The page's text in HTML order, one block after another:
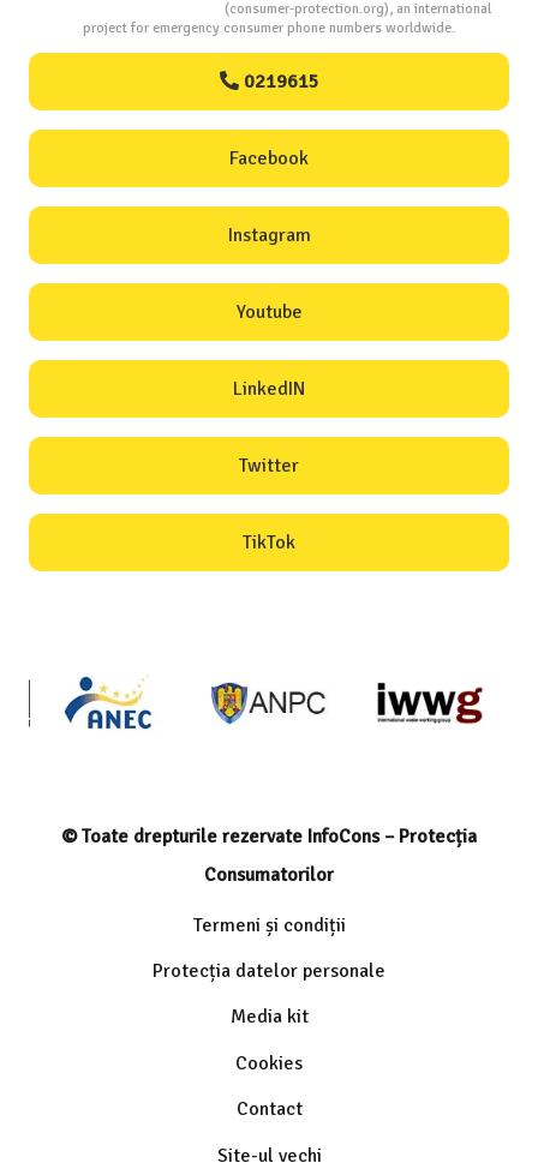
(consumer-protection.org), an international
project for emergency consumer phone numbers worldwide.
0219615
Facebook
Instagram
Youtube
LinkedIN
Twitter
TikTok
© Toate drepturile rezervate InfoCons – Protecția
Consumatorilor
Termeni și condiții
Protecția datelor personale
Media kit
Cookies
Contact
Site-ul vechi